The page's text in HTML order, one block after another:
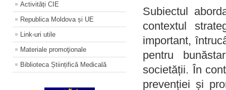
Activități CIE
Republica Moldova și UE
Link-uri utile
Materiale promoţionale
Biblioteca Științifică Medicală
Subiectul
contextul
important,
pentru
societății. În
prevenției și